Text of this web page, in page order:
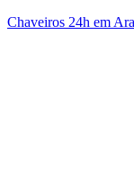
Chaveiros 24h em